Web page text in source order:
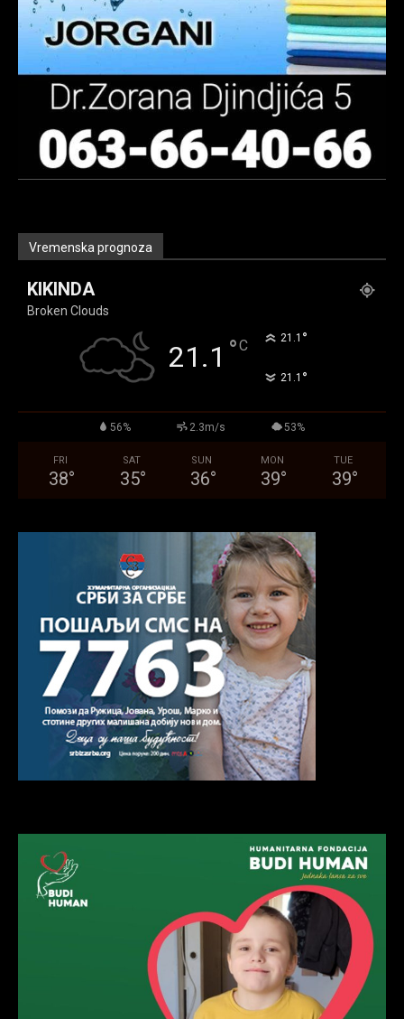
Vremenska prognoza
KIKINDA
Broken Clouds
21.1 °C 21.1 °
21.1 °
56% 2.3m/s 53%
FRI
38°
SAT
35°
SUN
36°
MON
39°
TUE
39°